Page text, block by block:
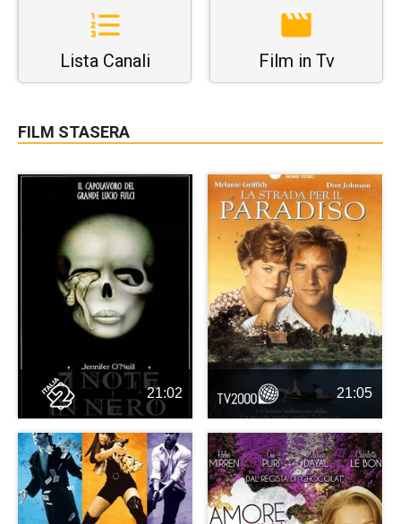
Lista Canali Film in Tv
FILM STASERA
21:02 21:05